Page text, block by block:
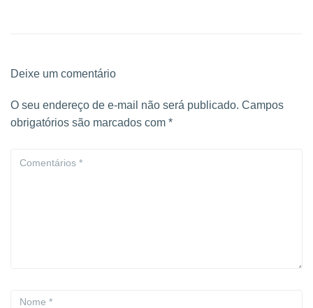
Deixe um comentário
O seu endereço de e-mail não será publicado. Campos
obrigatórios são marcados com *